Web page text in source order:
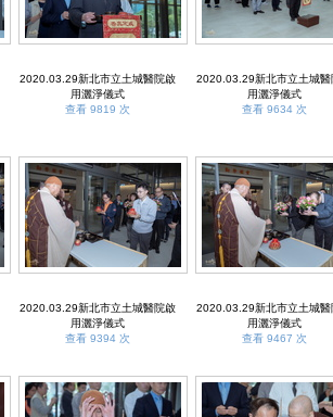
2020.03.29新北市立土城醫院啟
用灑淨儀式
查看 9819 次
2020.03.29新北市立土城醫
用灑淨儀式
查看 9634 次
2020.03.29新北市立土城醫院啟
用灑淨儀式
查看 9394 次
2020.03.29新北市立土城醫
用灑淨儀式
查看 9467 次